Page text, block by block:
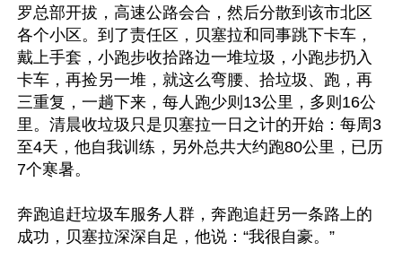
罗总部开拔，高速公路会合，然后分散到该市北区
各个小区。到了责任区，贝塞拉和同事跳下卡车，
戴上手套，小跑步收拾路边一堆垃圾，小跑步扔入
卡车，再捡另一堆，就这么弯腰、拾垃圾、跑，再
三重复，一趟下来，每人跑少则13公里，多则16公
里。清晨收垃圾只是贝塞拉一日之计的开始：每周3
至4天，他自我训练，另外总共大约跑80公里，已历
7个寒暑。
奔跑追赶垃圾车服务人群，奔跑追赶另一条路上的
成功，贝塞拉深深自足，他说：“我很自豪。”